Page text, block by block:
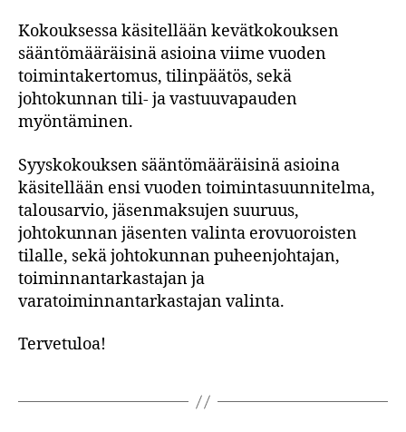
Kokouksessa käsitellään kevätkokouksen
sääntömääräisinä asioina viime vuoden
toimintakertomus, tilinpäätös, sekä
johtokunnan tili- ja vastuuvapauden
myöntäminen.
Syyskokouksen sääntömääräisinä asioina
käsitellään ensi vuoden toimintasuunnitelma,
talousarvio, jäsenmaksujen suuruus,
johtokunnan jäsenten valinta erovuoroisten
tilalle, sekä johtokunnan puheenjohtajan,
toiminnantarkastajan ja
varatoiminnantarkastajan valinta.
Tervetuloa!